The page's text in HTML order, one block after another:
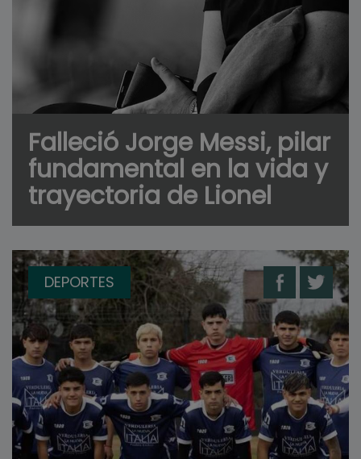
Falleció Jorge Messi, pilar
fundamental en la vida y
trayectoria de Lionel
DEPORTES